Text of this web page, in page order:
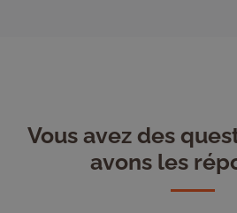
Vous avez des
avons les